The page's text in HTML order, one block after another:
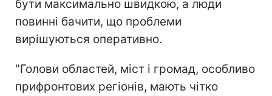
бути максимально швидкою, а люди
повинні бачити, що проблеми
вирішуються оперативно.
"Голови областей, міст і громад, особливо
прифронтових регіонів, мають чітко